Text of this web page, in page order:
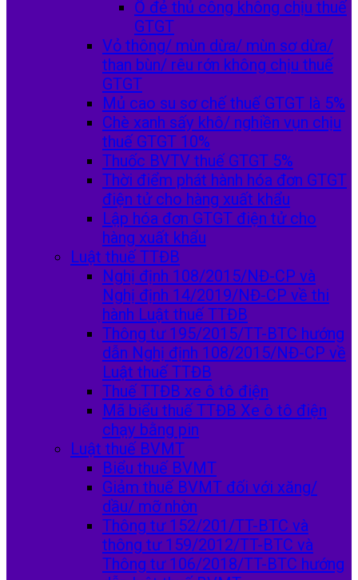
Ổ đẻ thủ công không chịu thuế
GTGT
Vỏ thông/ mùn dừa/ mùn sơ dừa/
than bùn/ rêu rớn không chịu thuế
GTGT
Mủ cao su sơ chế thuế GTGT là 5%
Chè xanh sấy khô/ nghiền vụn chịu
thuế GTGT 10%
Thuốc BVTV thuế GTGT 5%
Thời điểm phát hành hóa đơn GTGT
điện tử cho hàng xuất khẩu
Lập hóa đơn GTGT điện tử cho
hàng xuất khẩu
Luật thuế TTĐB
Nghị định 108/2015/NĐ-CP và
Nghị định 14/2019/NĐ-CP về thi
hành Luật thuế TTĐB
Thông tư 195/2015/TT-BTC hướng
dẫn Nghị định 108/2015/NĐ-CP về
Luật thuế TTĐB
Thuế TTĐB xe ô tô điện
Mã biểu thuế TTĐB Xe ô tô điện
chạy bằng pin
Luật thuế BVMT
Biểu thuế BVMT
Giảm thuế BVMT đối với xăng/
dầu/ mỡ nhờn
Thông tư 152/201/TT-BTC và
thông tư 159/2012/TT-BTC và
Thông tư 106/2018/TT-BTC hướng